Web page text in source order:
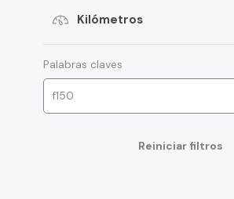
Kilómetros
Palabras claves
Reiniciar filtros